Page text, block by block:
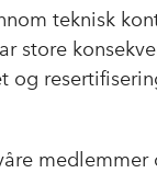
teknisk
store
og